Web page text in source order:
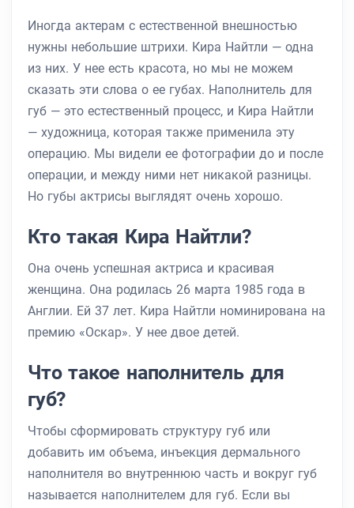
Иногда актерам с естественной внешностью
нужны небольшие штрихи. Кира Найтли — одна
из них. У нее есть красота, но мы не можем
сказать эти слова о ее губах. Наполнитель для
губ — это естественный процесс, и Кира Найтли
— художница, которая также применила эту
операцию. Мы видели ее фотографии до и после
операции, и между ними нет никакой разницы.
Но губы актрисы выглядят очень хорошо.
Кто такая Кира Найтли?
Она очень успешная актриса и красивая
женщина. Она родилась 26 марта 1985 года в
Англии. Ей 37 лет. Кира Найтли номинирована на
премию «Оскар». У нее двое детей.
Что такое наполнитель для
губ?
Чтобы сформировать структуру губ или
добавить им объема, инъекция дермального
наполнителя во внутреннюю часть и вокруг губ
называется наполнителем для губ. Если вы